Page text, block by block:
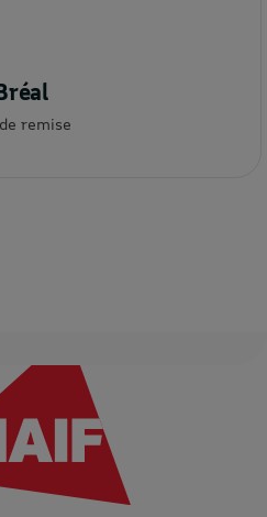
remise